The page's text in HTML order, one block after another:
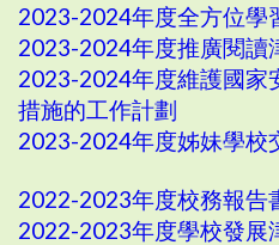
2023-2024年度全方位學
2023-2024年度推廣閱讀
2023-2024年度維護國家
措施的工作計劃
2023-2024年度姊妹學校
2022-2023年度校務報告
2022-2023年度學校發展